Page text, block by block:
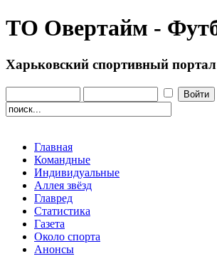
ТО Овертайм -
Харьковский спортивный портал
Главная
Командные
Индивидуальные
Аллея звёзд
Главред
Статистика
Газета
Около спорта
Анонсы